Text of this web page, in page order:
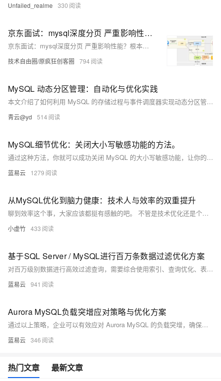
Unfailed_realme 330
京东面试：mysql深度分页 严重影响性能？根本原因是什么？如何优化？
京东面试：mysql深度分页 严重影响性能？根本原因是什么？如何优化？
技术自由圈/原疯狂创客圈 794
MySQL 动态分区管理：自动化与优化实践
本文介绍了如何利用 MySQL 的存储过程与事件调度器实现动态分区管理，自动化应对数据增长，提升查询性能与数据管理效率，并详细解析了分区创建、冲突避免及实际应用中的关键注意事项。
青云@yd 514
MySQL细节优化：关闭大小写敏感功能的方法。
通过这种方法，你就可以成功关闭 MySQL 的大小写敏感功能，让你的数据库操作更加便捷。
蓝易云 1279
从MySQL优化到脑力健康：技术人与效率的双重提升
聊到效率这个事，大家应该都挺有感触的吧。 不管是技术优化还是个人状态调整，怎么能更快、更省力地完成事情，都是我们每天要琢磨的事。
小虚竹 433
基于SQL Server / MySQL进行百万条数据过滤优化方案
对百万级别数据进行高效过滤查询，需要综合使用索引、查询优化、表分区、统计信息和视图等技术手段。通过合理的数据库设计和查询优化，可以显著提升查询性能，确保系统的高效稳定运行。
蓝易云 941
Aurora MySQL负载突增应对策略与优化方案
通过以上策略，企业可以有效应对 Aurora MySQL 的负载突增，确保数据库在高负载情况下依然保持高性能和稳定性。这些优化方案涵盖了从架构设计到具体配置和监控的各个方面，能够全面提升数据库的响应速度和处理能力。在实际应用中，应根据具体的业务需求和负载特征，灵活调整和应用这些优化策略。
蓝易云 346
热门文章 最新文章